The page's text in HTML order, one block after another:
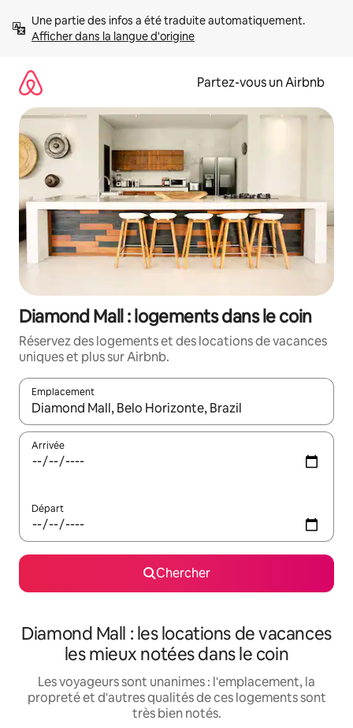
directement
Afficher dans la langue d'origine
Partez-vous un Airbnb
Diamond Mall : logements dans le coin
Réservez des logements et des locations de vacances
uniques et plus sur Airbnb.
Emplacement
Quand les résultats sont affichés, parcourez-les en utilisant
Arrivée
Départ
Chercher
Diamond Mall : les locations de vacances
les mieux notées dans le coin
Les voyageurs sont unanimes : l'emplacement, la
propreté et d'autres qualités de ces logements sont
très bien notés.